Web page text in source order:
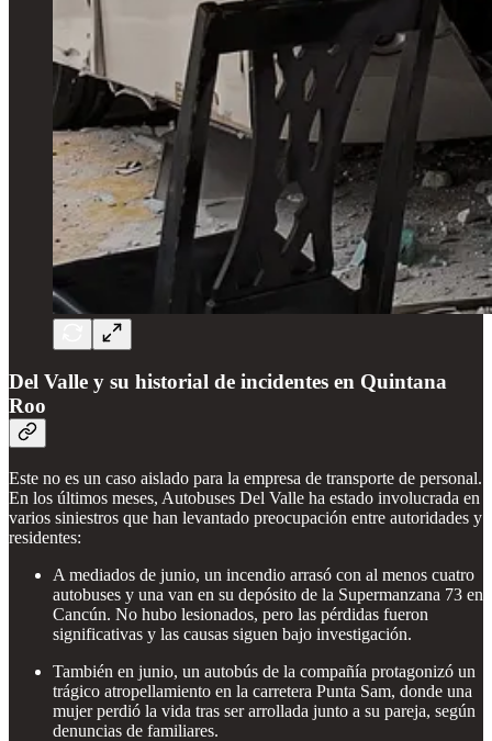
Del Valle y su historial de incidentes en Quintana
Roo
Este no es un caso aislado para la empresa de transporte de personal.
En los últimos meses, Autobuses Del Valle ha estado involucrada en
varios siniestros que han levantado preocupación entre autoridades y
residentes:
A mediados de junio, un incendio arrasó con al menos cuatro
autobuses y una van en su depósito de la Supermanzana 73 en
Cancún. No hubo lesionados, pero las pérdidas fueron
significativas y las causas siguen bajo investigación.
También en junio, un autobús de la compañía protagonizó un
trágico atropellamiento en la carretera Punta Sam, donde una
mujer perdió la vida tras ser arrollada junto a su pareja, según
denuncias de familiares.